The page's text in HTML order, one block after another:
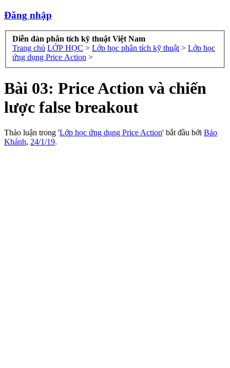
Đăng nhập
Diễn đàn phân tích kỹ thuật Việt Nam
Trang chủ LỚP HỌC > Lớp học phân tích kỹ thuật > Lớp học
ứng dụng Price Action >
Bài 03: Price Action và chiến
lược false breakout
Thảo luận trong 'Lớp học ứng dụng Price Action' bắt đầu bởi Bảo
Khánh, 24/1/19.